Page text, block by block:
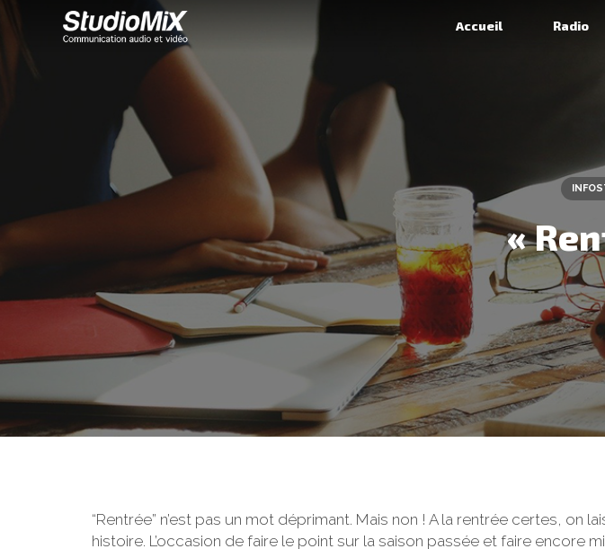
Accueil Radio
«
“Rentrée” n’est pas un mot déprimant. Mais non ! A la rentrée certes, on
histoire. L’occasion de faire le point sur la saison passée et faire